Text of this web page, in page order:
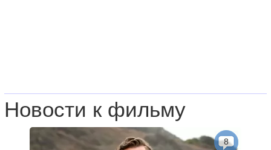
Новости к фильму
8